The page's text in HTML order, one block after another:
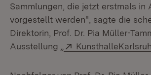
Sammlungen, die jetzt erstmals in
vorgestellt werden", sagte die
Direktorin, Prof. Dr. Pia Müller-
Ausstellung „
Extern: